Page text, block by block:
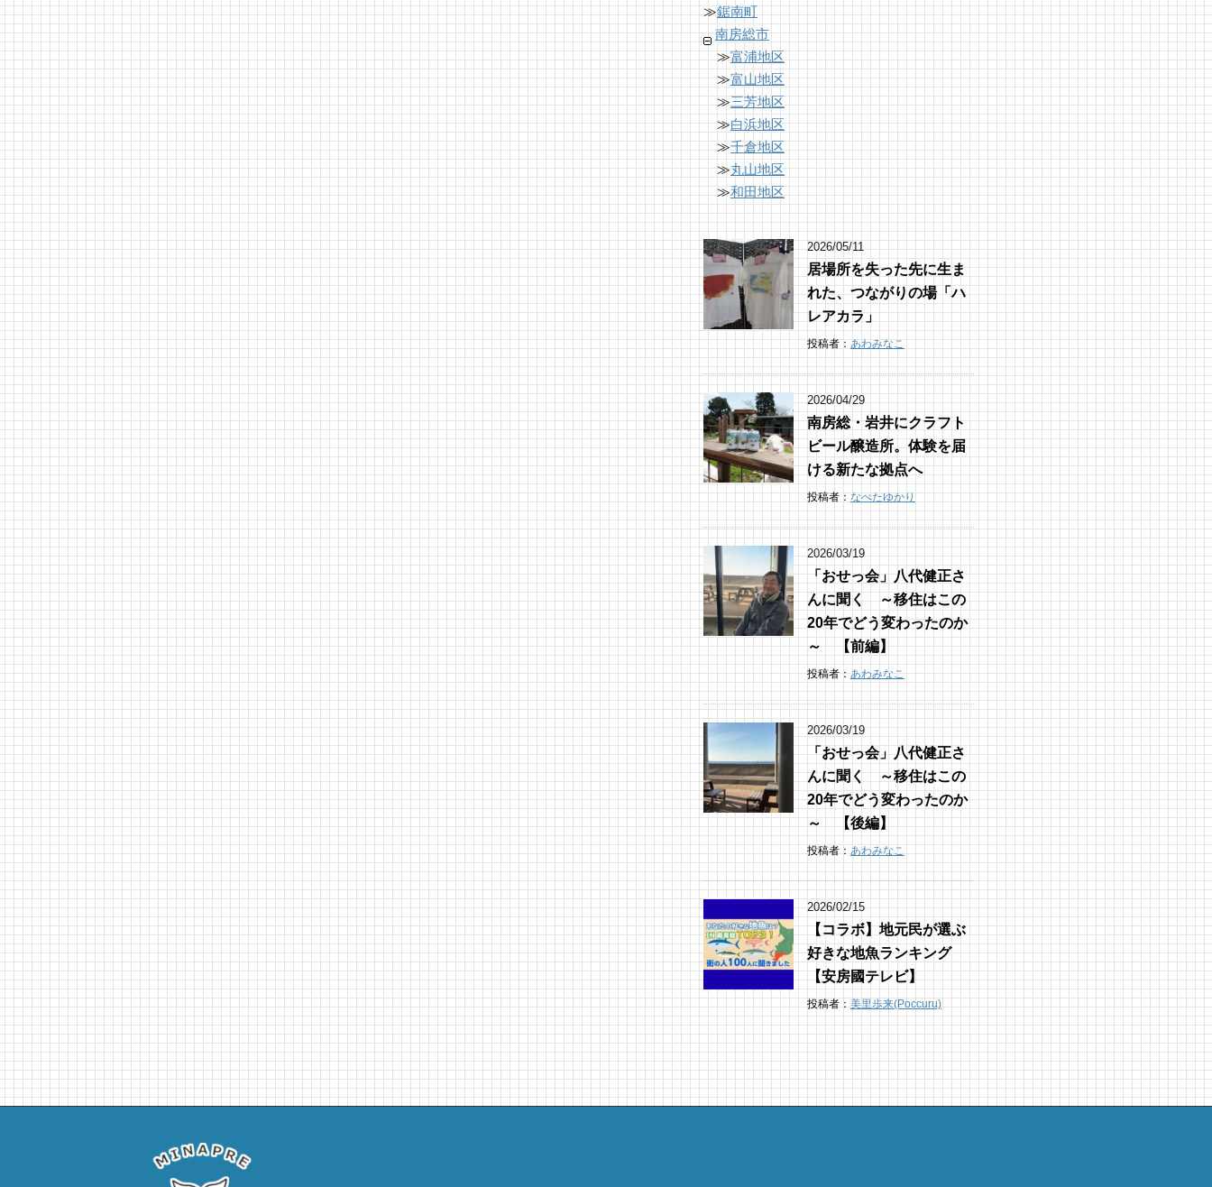
≫鋸南町
南房総市
≫富浦地区
≫富山地区
≫三芳地区
≫白浜地区
≫千倉地区
≫丸山地区
≫和田地区
2026/05/11
居場所を失った先に生ま
れた、つながりの場「ハ
レアカラ」
投稿者：あわみなこ
2026/04/29
南房総・岩井にクラフト
ビール醸造所。体験を届
ける新たな拠点へ
投稿者：なべたゆかり
2026/03/19
「おせっ会」八代健正さ
んに聞く ～移住はこの
20年でどう変わったのか
～ 【前編】
投稿者：あわみなこ
2026/03/19
「おせっ会」八代健正さ
んに聞く ～移住はこの
20年でどう変わったのか
～ 【後編】
投稿者：あわみなこ
2026/02/15
【コラボ】地元民が選ぶ
好きな地魚ランキング
【安房國テレビ】
投稿者：美里歩来(Poccuru)